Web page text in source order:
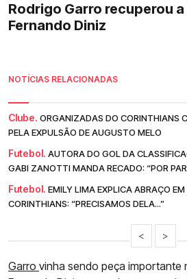
Rodrigo Garro recuperou
Fernando Diniz
NOTÍCIAS RELACIONADAS
Clube. ORGANIZADAS DO CORINTHIANS
PELA EXPULSÃO DE AUGUSTO MELO
Futebol. AUTORA DO GOL DA
GABI ZANOTTI MANDA RECADO: “POR
Futebol. EMILY LIMA EXPLICA ABRAÇO
CORINTHIANS: “PRECISAMOS DELA...”
< >
Garro vinha sendo peça importante